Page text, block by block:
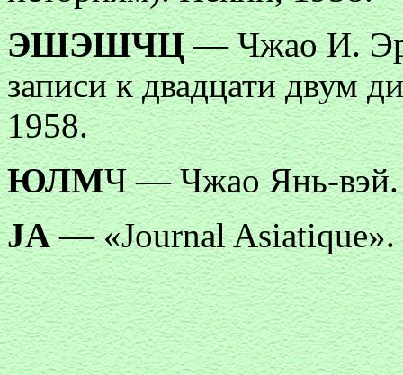
ЭШЭШЧЦ— Чжао И.
записи к двадцати двум
1958.
ЮЛМЧ — Чжао Янь-вэй.
JА— «Journal Asiatiquе».